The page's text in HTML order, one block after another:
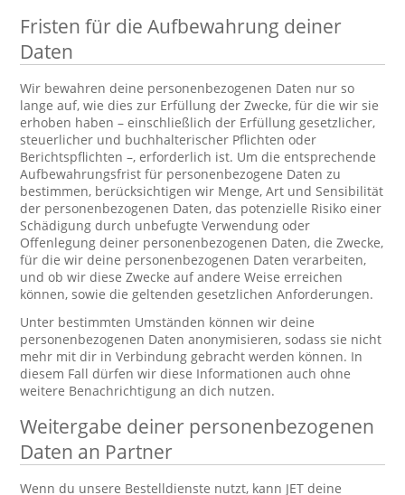
Fristen für die Aufbewahrung deiner
Daten
Wir bewahren deine personenbezogenen Daten nur so
lange auf, wie dies zur Erfüllung der Zwecke, für die wir sie
erhoben haben – einschließlich der Erfüllung gesetzlicher,
steuerlicher und buchhalterischer Pflichten oder
Berichtspflichten –, erforderlich ist. Um die entsprechende
Aufbewahrungsfrist für personenbezogene Daten zu
bestimmen, berücksichtigen wir Menge, Art und Sensibilität
der personenbezogenen Daten, das potenzielle Risiko einer
Schädigung durch unbefugte Verwendung oder
Offenlegung deiner personenbezogenen Daten, die Zwecke,
für die wir deine personenbezogenen Daten verarbeiten,
und ob wir diese Zwecke auf andere Weise erreichen
können, sowie die geltenden gesetzlichen Anforderungen.
Unter bestimmten Umständen können wir deine
personenbezogenen Daten anonymisieren, sodass sie nicht
mehr mit dir in Verbindung gebracht werden können. In
diesem Fall dürfen wir diese Informationen auch ohne
weitere Benachrichtigung an dich nutzen.
Weitergabe deiner personenbezogenen
Daten an Partner
Wenn du unsere Bestelldienste nutzt, kann JET deine